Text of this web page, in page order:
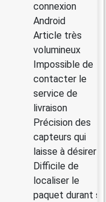
connexion
Android
Article très
volumineux
Impossible de
contacter le
service de
livraison
Précision des
capteurs qui
laisse à désirer
Difficile de
localiser le
paquet durant sa